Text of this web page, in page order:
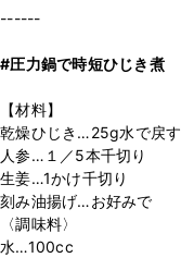
------
#圧力鍋で時短ひじき煮
【材料】
乾燥ひじき…25g水で戻す
人参…１／5本千切り
生姜…1かけ千切り
刻み油揚げ…お好みで
〈調味料〉
水…100cc